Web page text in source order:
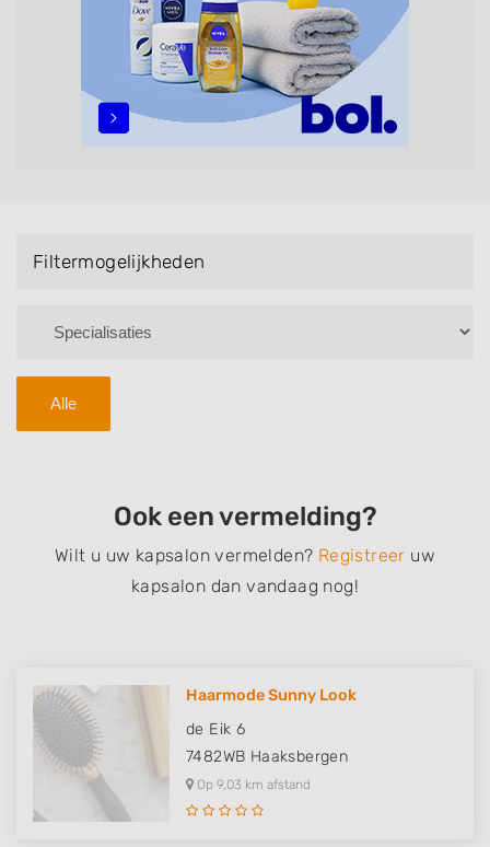
permanent, een bruidkapsel, make-up & visagie,
epileren, schoonheidsbehandelingen, het trimmen van
een baard en pruiken. U kunt de zoekresultaten
filteren met behulp van de specialisatie filter en u
Filtermogelijkheden
Alle
Ook een vermelding?
Wilt u uw kapsalon vermelden? Registreer uw
kapsalon dan vandaag nog!
Haarmode Sunny Look
de Eik 6
7482WB Haaksbergen
Op 9,03 km afstand